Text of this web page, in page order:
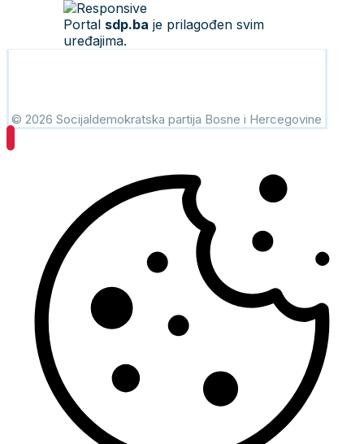
Portal sdp.ba je prilagođen svim
uređajima.
© 2026 Socijaldemokratska partija Bosne i Hercegovine